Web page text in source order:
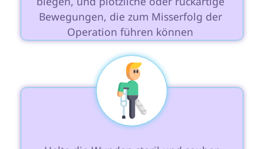
Bewegungen, die zum Misserfolg der
Operation führen können